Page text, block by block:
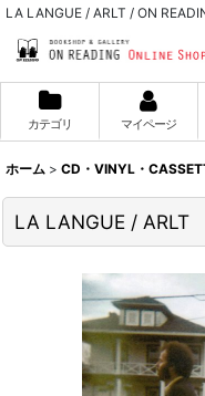
LA LANGUE / ARLT / ON
カテゴリ マイページ
ホーム > CD・VINYL・
LA LANGUE / ARLT